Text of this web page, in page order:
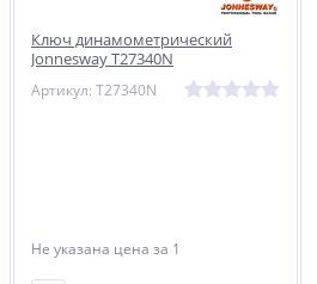
Ключ динамометрический
Jonnesway T27340N
Артикул: T27340N
Не указана цена за 1